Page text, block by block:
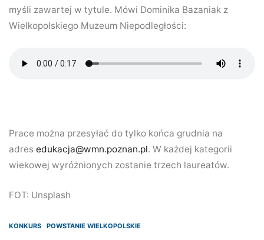
myśli zawartej w tytule. Mówi Dominika Bazaniak z
Wielkopolskiego Muzeum Niepodległości:
Prace można przesyłać do tylko końca grudnia na
adres edukacja@wmn.poznan.pl. W każdej kategorii
wiekowej wyróżnionych zostanie trzech laureatów.
FOT: Unsplash
KONKURS POWSTANIE WIELKOPOLSKIE